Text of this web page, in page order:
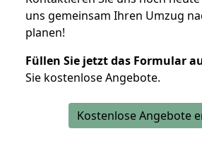
uns gemeinsam Ihren Umzug
planen!
Füllen Sie jetzt das Formular
Sie kostenlose Angebote.
Kostenlose Angebote